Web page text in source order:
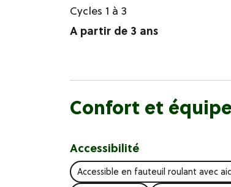
Cycles 1 à 3
A partir de 3 ans
Confort et
Accessibilité
Accessible en fauteuil roulant avec